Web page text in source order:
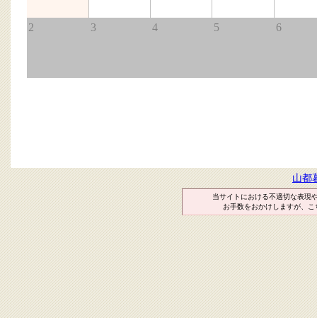
2 3 4 5 6
山都
当サイトにおける不適切な表現
お手数をおかけしますが、こ